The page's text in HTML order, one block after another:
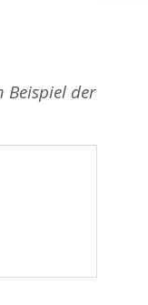
Beispiel der